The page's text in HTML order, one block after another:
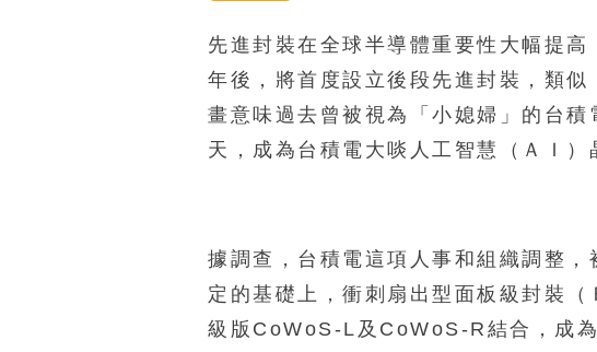
先進封裝在全球半導體重要性大幅提
年後，將首度設立後段先進封裝，類
畫意味過去曾被視為「小媳婦」的台
天，成為台積電大啖人工智慧（ＡＩ）
據調查，台積電這項人事和組織調整
定的基礎上，衝刺扇出型面板級封裝
級版CoWoS-L及CoWoS-R結合，成